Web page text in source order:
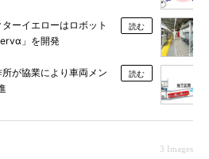
ーイエローはロボット
」を開発
読む
が協業により車両メン
読む
3 Images